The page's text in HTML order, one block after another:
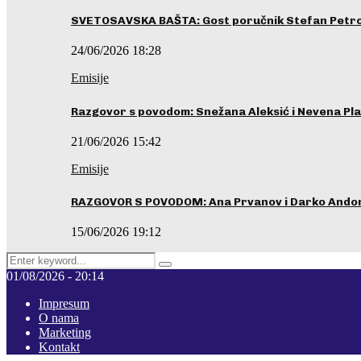
SVETOSAVSKA BAŠTA: Gost poručnik Stefan
24/06/2026 18:28
Emisije
Razgovor s povodom: Snežana Aleksić i Nevena
21/06/2026 15:42
Emisije
RAZGOVOR S POVODOM: Ana Prvanov i Darko
15/06/2026 19:12
Search
for:
Pretraga
01/08/2026 - 20:14
Impresum
O nama
Marketing
Kontakt